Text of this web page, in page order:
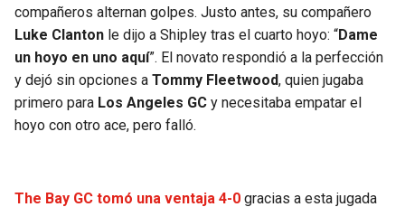
compañeros alternan golpes. Justo antes, su compañero
Luke Clanton le dijo a Shipley tras el cuarto hoyo: “Dame
un hoyo en uno aquí”. El novato respondió a la perfección
y dejó sin opciones a Tommy Fleetwood, quien jugaba
primero para Los Angeles GC y necesitaba empatar el
hoyo con otro ace, pero falló.
The Bay GC tomó una ventaja 4-0 gracias a esta jugada